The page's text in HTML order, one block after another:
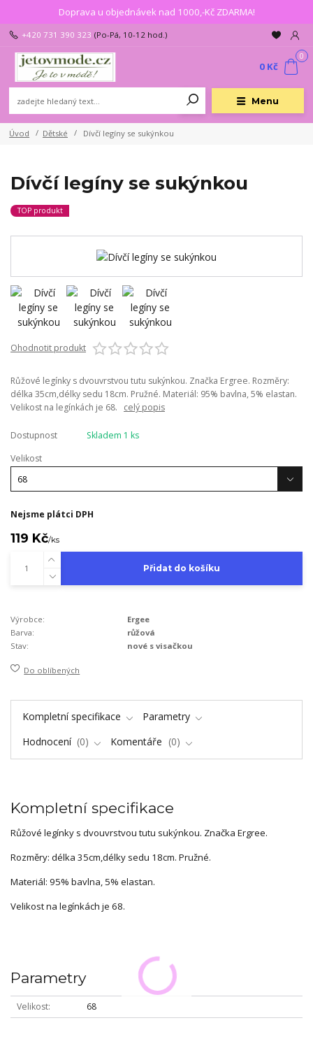
Doprava u objednávek nad 1000,-Kč ZDARMA!
Menu
+420 731 390 323 (Po-Pá, 10-12 hod.)
0
0 Kč
Úvod Dětské Dívčí legíny se sukýnkou
Dívčí legíny se sukýnkou
TOP produkt
Ohodnotit produkt
Růžové legínky s dvouvrstvou tutu sukýnkou. Značka Ergree. Rozměry:
délka 35cm,délky sedu 18cm. Pružné. Materiál: 95% bavlna, 5% elastan.
Velikost na legínkách je 68. celý popis
Dostupnost
Skladem 1 ks
Velikost
Nejsme plátci DPH
119 Kč/ks
Přidat do košíku
Výrobce:
Ergee
Barva:
růžová
Stav:
nové s visačkou
Do oblíbených
Kompletní specifikace
Parametry
Hodnocení
0 Komentáře 0
Kompletní specifikace
Růžové legínky s dvouvrstvou tutu sukýnkou. Značka Ergree.
Rozměry: délka 35cm,délky sedu 18cm. Pružné.
Materiál: 95% bavlna, 5% elastan.
Velikost na legínkách je 68.
Parametry
Velikost 68